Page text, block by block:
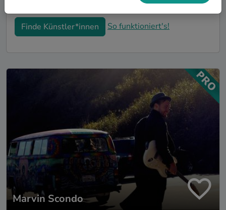
Finde Künstler*innen So funktioniert's!
Marvin Scondo